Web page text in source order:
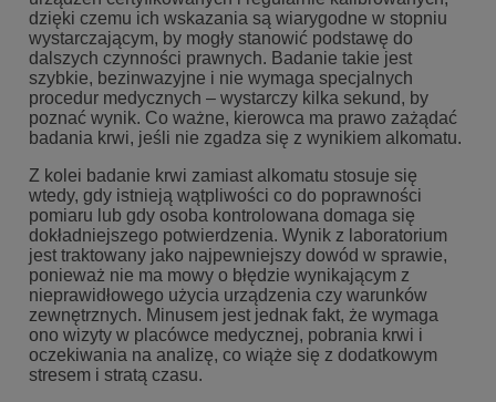
dzięki czemu ich wskazania są wiarygodne w stopniu
wystarczającym, by mogły stanowić podstawę do
dalszych czynności prawnych. Badanie takie jest
szybkie, bezinwazyjne i nie wymaga specjalnych
procedur medycznych – wystarczy kilka sekund, by
poznać wynik. Co ważne, kierowca ma prawo zażądać
badania krwi, jeśli nie zgadza się z wynikiem alkomatu.
Z kolei badanie krwi zamiast alkomatu stosuje się
wtedy, gdy istnieją wątpliwości co do poprawności
pomiaru lub gdy osoba kontrolowana domaga się
dokładniejszego potwierdzenia. Wynik z laboratorium
jest traktowany jako najpewniejszy dowód w sprawie,
ponieważ nie ma mowy o błędzie wynikającym z
nieprawidłowego użycia urządzenia czy warunków
zewnętrznych. Minusem jest jednak fakt, że wymaga
ono wizyty w placówce medycznej, pobrania krwi i
oczekiwania na analizę, co wiąże się z dodatkowym
stresem i stratą czasu.